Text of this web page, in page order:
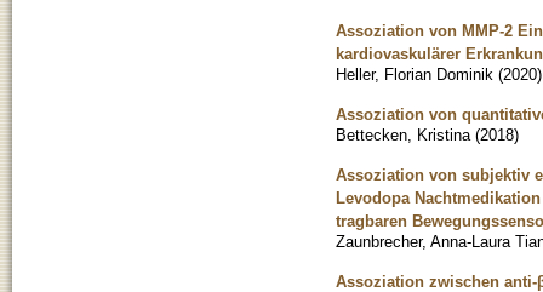
Assoziation von MMP-2
kardiovaskulärer
Heller, Florian Dominik (2020)
Assoziation von
Bettecken, Kristina (2018)
Assoziation von subjektiv
Levodopa
tragbaren
Zaunbrecher, Anna-Laura
Assoziation zwischen anti-